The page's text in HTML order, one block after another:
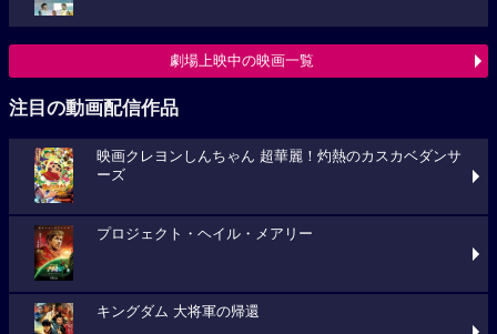
劇場上映中の映画一覧
注目の動画配信作品
映画クレヨンしんちゃん 超華麗！灼熱のカスカベダンサ
ーズ
プロジェクト・ヘイル・メアリー
キングダム 大将軍の帰還